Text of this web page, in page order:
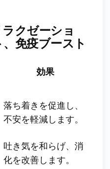
クゼーショ
免疫ブースト
効果
落ち着きを促進し、
不安を軽減します。
吐き気を和らげ、消
化を改善します。